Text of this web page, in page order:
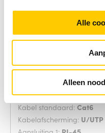
Alle
Alleen
Digitus DK-1617-
netwerkkabel Blauw
Snoerlengte:0.25 Meters
Kabel standaard: Cat6
Kabelafscherming: U/UTP